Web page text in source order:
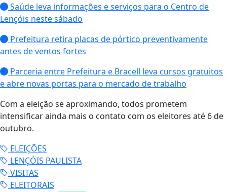
Saúde leva informações e serviços para o Centro de
Lençóis neste sábado
Prefeitura retira placas de pórtico preventivamente
antes de ventos fortes
Parceria entre Prefeitura e Bracell leva cursos gratuitos
e abre novas portas para o mercado de trabalho
Com a eleição se aproximando, todos prometem
intensificar ainda mais o contato com os eleitores até 6 de
outubro.
ELEIÇÕES
LENÇÓIS PAULISTA
VISITAS
ELEITORAIS